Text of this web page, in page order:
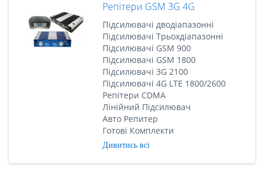
Репітери GSM 3G 4G
Підсилювачі дводіапазонні
Підсилювачі Трьохдіапазонні
Підсилювачі GSM 900
Підсилювачі GSM 1800
Підсилювачі 3G 2100
Підсилювачі 4G LTE 1800/2600
Репітери CDMA
Лінійний Підсилювач
Авто Репитер
Готові Комплекти
Дивитись всі